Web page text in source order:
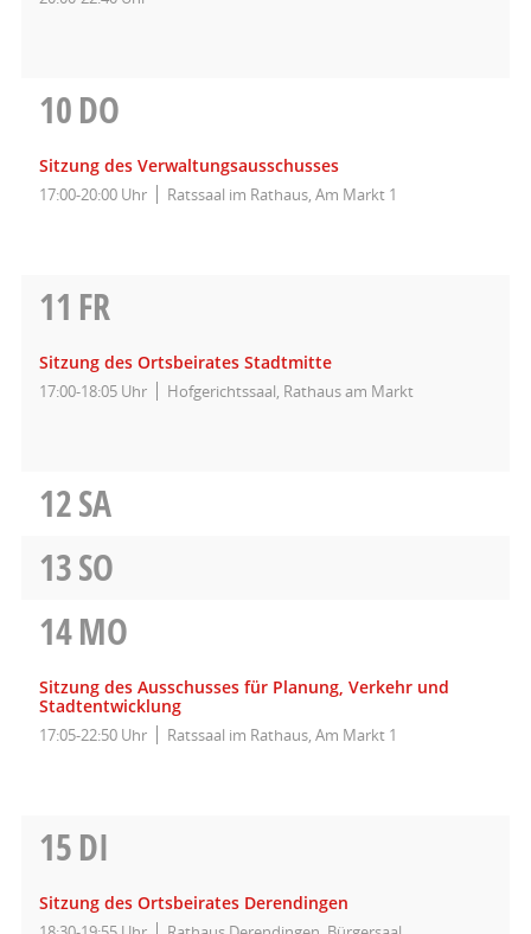
10DO
Sitzung des Verwaltungsausschusses
17:00-20:00 Uhr Ratssaal im Rathaus, Am Markt 1
11 FR
Sitzung des Ortsbeirates Stadtmitte
17:00-18:05 Uhr Hofgerichtssaal, Rathaus am Markt
12SA
13SO
14MO
Sitzung des Ausschusses für Planung, Verkehr und
Stadtentwicklung
17:05-22:50 Uhr Ratssaal im Rathaus, Am Markt 1
15DI
Sitzung des Ortsbeirates Derendingen